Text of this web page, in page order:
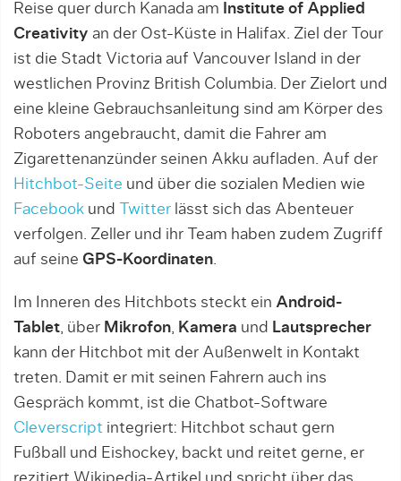
Reise quer durch Kanada am
Institute of Applied
Creativity an der Ost-Küste in Halifax. Ziel der Tour
ist die Stadt Victoria auf Vancouver Island in der
westlichen Provinz British Columbia. Der Zielort und
eine kleine Gebrauchsanleitung sind am Körper des
Roboters angebraucht, damit die Fahrer am
Zigarettenanzünder seinen Akku aufladen. Auf der
Hitchbot-Seite und über die sozialen Medien wie
Facebook und Twitter lässt sich das Abenteuer
verfolgen. Zeller und ihr Team haben zudem Zugriff
auf seine GPS-Koordinaten.
Im Inneren des Hitchbots steckt ein Android-
Tablet, über Mikrofon, Kamera und Lautsprecher
kann der Hitchbot mit der Außenwelt in Kontakt
treten. Damit er mit seinen Fahrern auch ins
Gespräch kommt, ist die Chatbot-Software
Cleverscript integriert: Hitchbot schaut gern
Fußball und Eishockey, backt und reitet gerne, er